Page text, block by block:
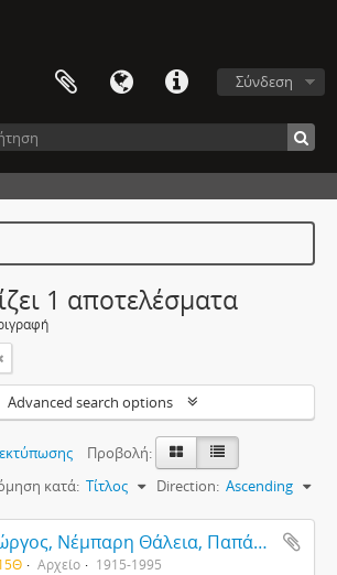
Σύνδεση
1 αποτελέσματα
Advanced search options
Προβολή:
κατά: Τίτλος Direction: Ascending
Νέμπαρης Γιώργος, Νέμπαρη Θάλεια, Παπάζογλου Ελένη
Αρχείο 1915-1995